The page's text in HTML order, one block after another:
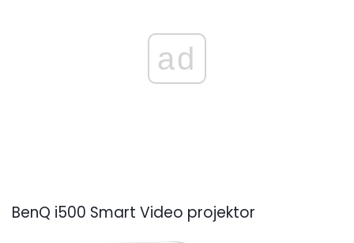
ad
BenQ i500 Smart Video projektor